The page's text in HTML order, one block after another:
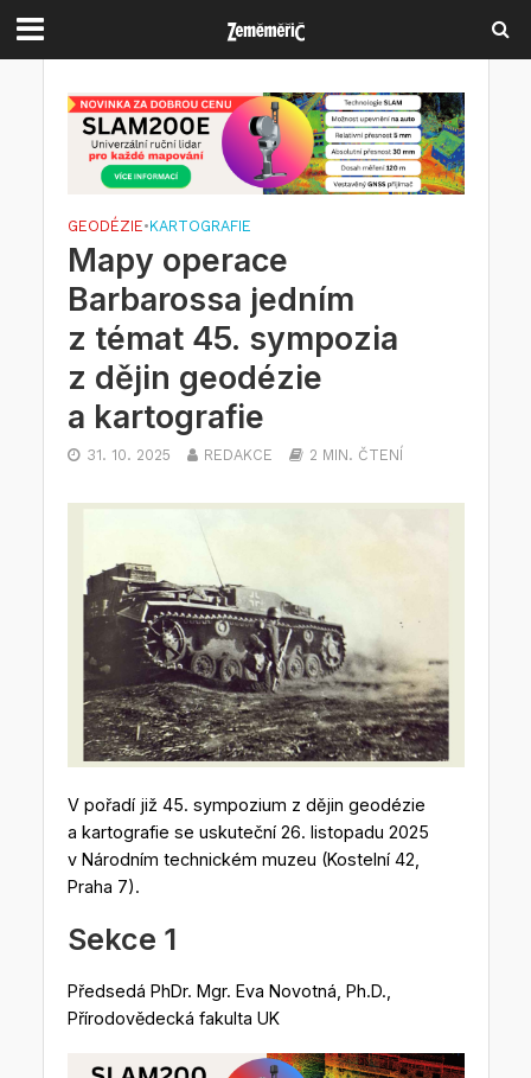
GEODÉZIE•KARTOGRAFIE
Mapy operace
Barbarossa jedním
z témat 45. sympozia
z dějin geodézie
a kartografie
31. 10. 2025 REDAKCE 2 MIN. ČTENÍ
V pořadí již 45. sympozium z dějin geodézie
a kartografie se uskuteční 26. listopadu 2025
v Národním technickém muzeu (Kostelní 42,
Praha 7).
Sekce 1
Předsedá PhDr. Mgr. Eva Novotná, Ph.D.,
Přírodovědecká fakulta UK